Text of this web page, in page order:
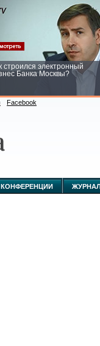
строился электронный
Банка Москвы?
Facebook
КОНФЕРЕНЦИИ